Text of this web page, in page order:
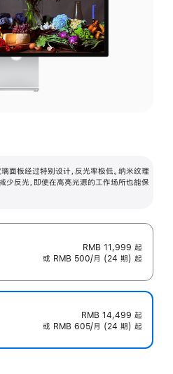
面板经过特别设计，反光率极低。纳米纹理
少反光，即使在高亮光源的工作场所也能保
RMB 11,999 起
或 RMB 500/月 (24 期) 起
RMB 14,499 起
或 RMB 605/月 (24 期) 起